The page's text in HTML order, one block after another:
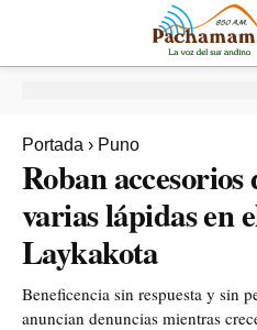
Portada › Puno
Roban
varias lápidas en
Laykakota
Beneficencia sin respuesta y sin
anuncian denuncias mientras